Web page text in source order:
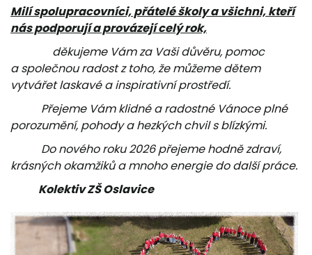
Milí spolupracovníci, přátelé školy a všichni, kteří
nás podporují a provázejí celý rok,
děkujeme Vám za Vaši důvěru, pomoc
a společnou radost z toho, že můžeme dětem
vytvářetlaskavé a inspirativní prostředí.
Přejeme Vám klidné a radostné Vánoce plné
porozumění, pohody a hezkých chvil s blízkými.
Do nového roku 2026 přejeme hodně zdraví,
krásných okamžiků a mnoho energie do další práce.
Kolektiv ZŠ Oslavice